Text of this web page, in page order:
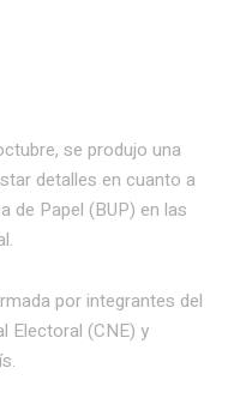
se produjo una
detalles en cuanto a
de Papel (BUP) en las
por integrantes del
Electoral (CNE) y